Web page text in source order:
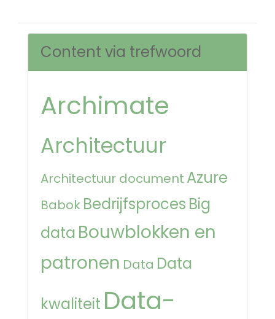
Content via trefwoord
Archimate
Architectuur
Architectuur document Azure
Babok Bedrijfsproces Big
data Bouwblokken en
patronen Data Data
kwaliteit Data-